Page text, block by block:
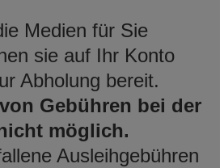
Medien für Sie
sie auf Ihr Konto
Abholung bereit.
Gebühren bei der
möglich.
Ausleihgebühren